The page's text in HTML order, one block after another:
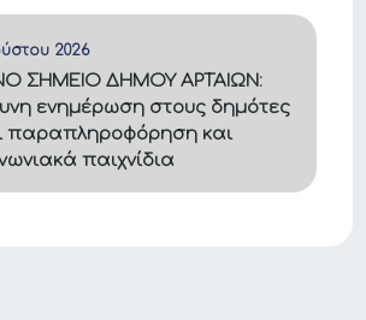
2026
ΣΗΜΕΙΟ ΔΗΜΟΥ ΑΡΤΑΙΩΝ:
ενημέρωση στους δημότες
παραπληροφόρηση και
παιχνίδια